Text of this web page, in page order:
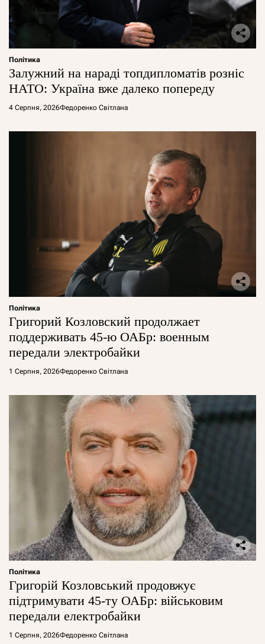
Політика
Залужний на нараді топдипломатів розніс
НАТО: Україна вже далеко попереду
4 Серпня, 2026Федоренко Світлана
Політика
Григорий Козловский продолжает
поддерживать 45-ю ОАБр: военным
передали электробайки
1 Серпня, 2026Федоренко Світлана
Політика
Григорій Козловський продовжує
підтримувати 45-ту ОАБр: військовим
передали електробайки
1 Серпня, 2026Федоренко Світлана